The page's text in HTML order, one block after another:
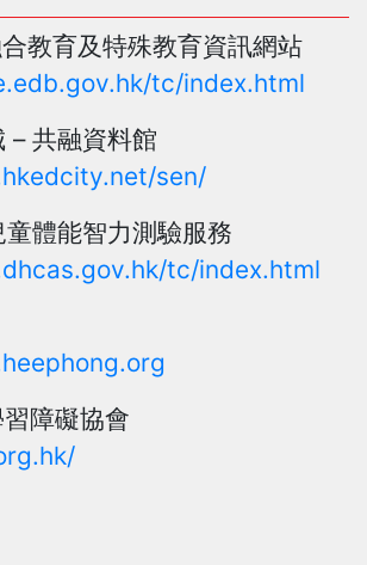
教育及特殊教育資訊網站
tc/index.html
– 共融資料館
sen/
體能智力測驗服務
tc/index.html
障礙協會